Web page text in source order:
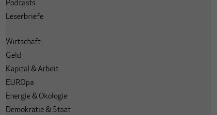
Podcasts
Leserbriefe
Wirtschaft
Geld
Kapital & Arbeit
EUROpa
Energie & Ökologie
Demokratie & Staat